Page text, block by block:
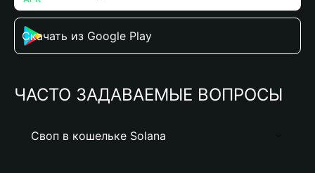
Скачать из Google Play
ЧАСТО ЗАДАВАЕМЫЕ ВОПРОСЫ
Своп в кошельке Solana